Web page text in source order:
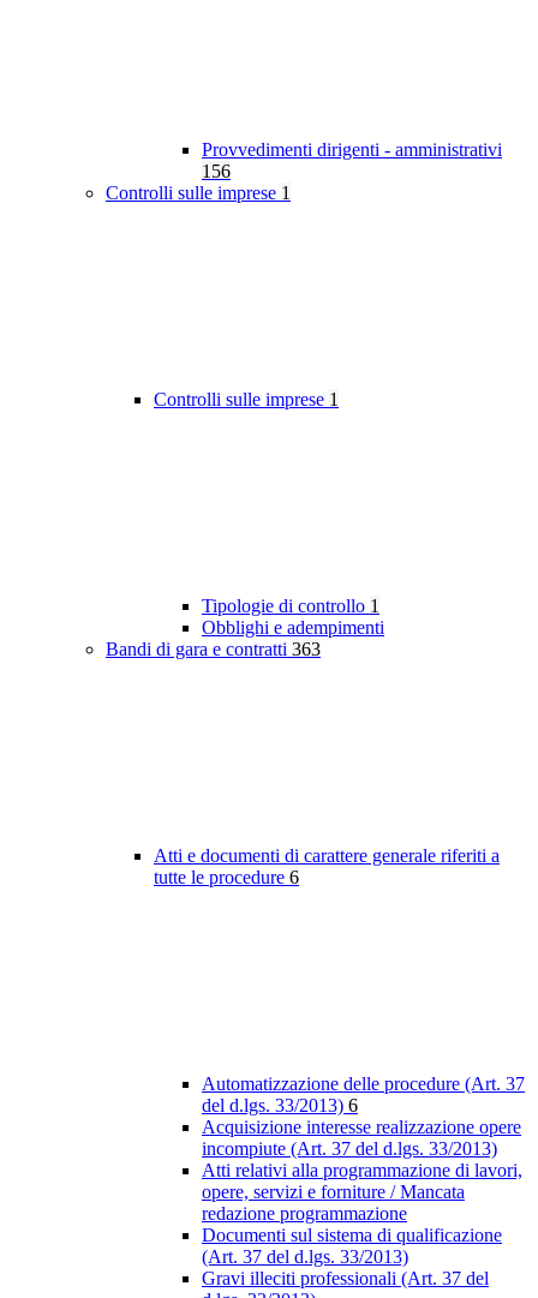
Provvedimenti dirigenti - amministrativi
156
Controlli sulle imprese 1
Controlli sulle imprese 1
Tipologie di controllo 1
Obblighi e adempimenti
Bandi di gara e contratti 363
Atti e documenti di carattere generale riferiti a
tutte le procedure 6
Automatizzazione delle procedure (Art. 37
del d.lgs. 33/2013) 6
Acquisizione interesse realizzazione opere
incompiute (Art. 37 del d.lgs. 33/2013)
Atti relativi alla programmazione di lavori,
opere, servizi e forniture / Mancata
redazione programmazione
Documenti sul sistema di qualificazione
(Art. 37 del d.lgs. 33/2013)
Gravi illeciti professionali (Art. 37 del